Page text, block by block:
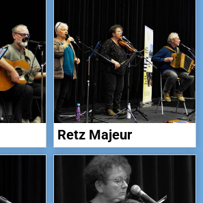
Retz Majeur